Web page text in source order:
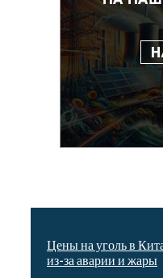
Цены на уголь в
из-за аварии и жары